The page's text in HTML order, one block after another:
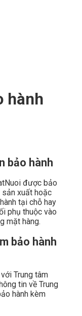
hành
bảo hành
được bảo
sản xuất hoặc
tại chỗ hay
phụ thuộc vào
mặt hàng.
bảo hành
Trung tâm
tin về Trung
hành kèm